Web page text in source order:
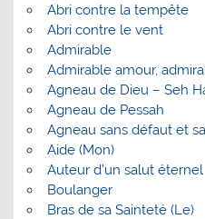
Abri contre la tempête
Abri contre le vent
Admirable
Admirable amour,
Agneau de Dieu – Seh
Agneau de Pessah
Agneau sans défaut et
Aide (Mon)
Auteur d’un salut éternel
Boulanger
Bras de sa Sainteté (Le)